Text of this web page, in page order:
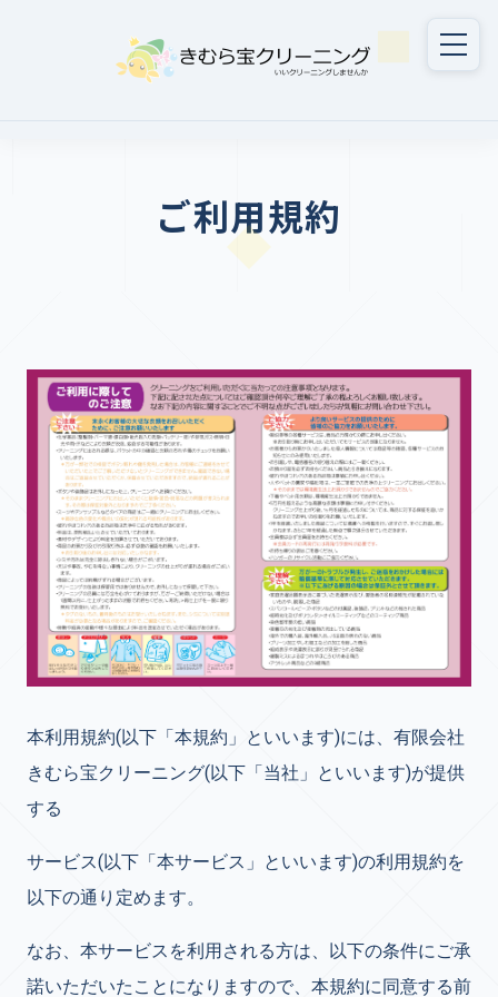
ご利用規約
本利用規約(以下「本規約」といいます)には、有限会社
きむら宝クリーニング(以下「当社」といいます)が提供
する
サービス(以下「本サービス」といいます)の利用規約を
以下の通り定めます。
なお、本サービスを利用される方は、以下の条件にご承
諾いただいたことになりますので、本規約に同意する前